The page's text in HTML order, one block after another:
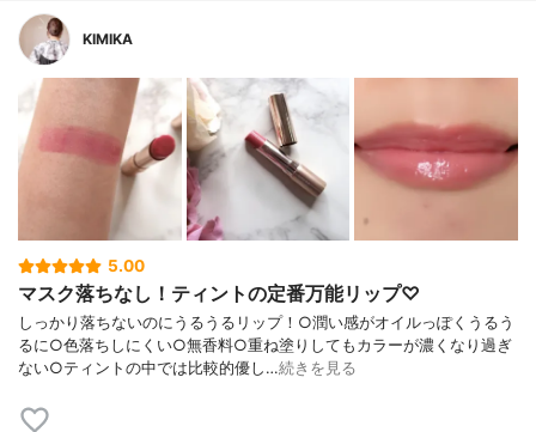
KIMIKA
5.00
マスク落ちなし！ティントの定番万能リップ♡
しっかり落ちないのにうるうるリップ！○潤い感がオイルっぽくうるう
るに○色落ちしにくい○無香料○重ね塗りしてもカラーが濃くなり過ぎ
ない○ティントの中では比較的優し…続きを見る